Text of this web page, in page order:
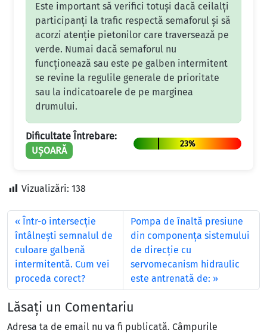
Este important să verifici totuși dacă ceilalți
participanți la trafic respectă semaforul și să
acorzi atenție pietonilor care traversează pe
verde. Numai dacă semaforul nu
funcționează sau este pe galben intermitent
se revine la regulile generale de prioritate
sau la indicatoarele de pe marginea
drumului.
Dificultate Întrebare:
UȘOARĂ
23%
Vizualizări: 138
Într-o intersecţie
întâlneşti semnalul de
culoare galbenă
intermitentă. Cum vei
proceda corect?
Pompa de înaltă presiune
din componenţa sistemului
de direcţie cu
servomecanism hidraulic
este antrenată de:
Lăsați un Comentariu
Adresa ta de email nu va fi publicată. Câmpurile